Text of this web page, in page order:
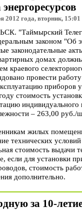
энергоресурсов
2012 года, вторник, 15:01
"Таймырский
законом "Об
законодательные
домах
краевого
провести
приборов
стоимость
– 263,00 руб./
жилых
технических
стоимость выдачи
если для установки
стоимость
дополнительно.
за 10-